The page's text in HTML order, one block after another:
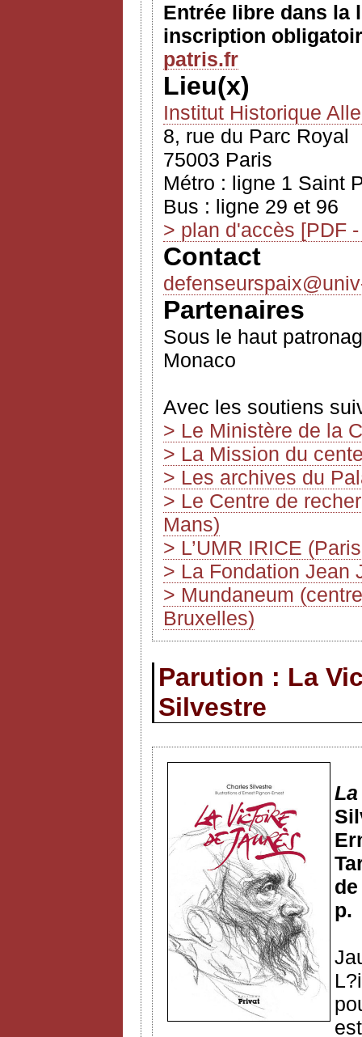
Entrée libre dans la
inscription
patris.fr
Lieu(x)
Institut Historique
8, rue du Parc Royal
75003 Paris
Métro : ligne 1 Saint
Bus : ligne 29 et 96
> plan d'accès [PDF
Contact
Partenaires
Sous le haut
Monaco
Avec les soutiens
> Le Ministère de la
> La Mission du
> Les archives du
> Le Centre de
Mans)
> L’UMR IRICE
> La Fondation Jean
> Mundaneum
Bruxelles)
Parution : La
Silvestre
p.